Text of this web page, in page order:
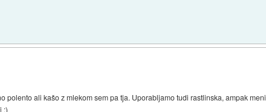
polento ali kašo z mlekom sem pa tja. Uporabljamo tudi rastlinska, ampak meni
:)